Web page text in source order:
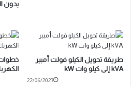
بدون
طريقة تحويل الكيلو فولت أمبير
kVA إلى كيلو وات kW
22/06/2023